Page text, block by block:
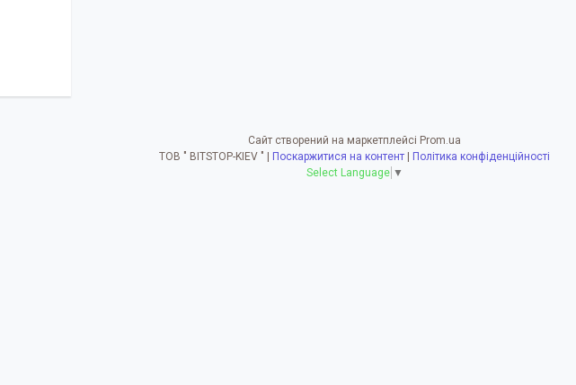
Сайт створений на маркетплейсі Prom.ua
ТОВ " BITSTOP-KIEV " | Поскаржитися на контент | Політика конфіденційності
Select Language ▼